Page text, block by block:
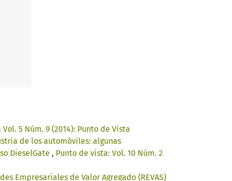
5 Núm. 9 (2014): Punto de Vista
de los automóviles: algunas
DieselGate , Punto de vista: Vol. 10 Núm. 2
Empresariales de Valor Agregado (REVAS)